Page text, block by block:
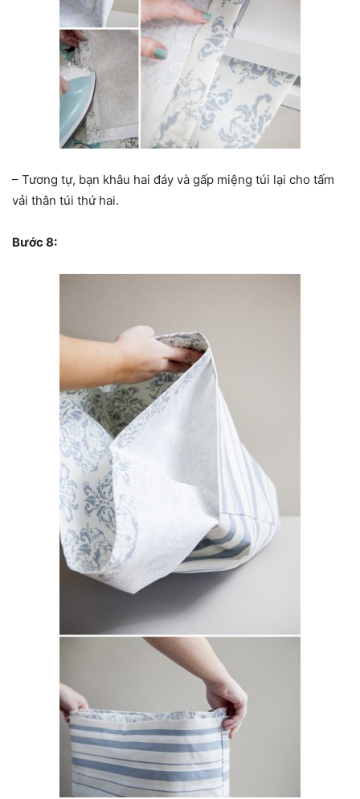
– Tương tự, bạn khâu hai đáy và gấp miệng túi lại cho tấm
vải thân túi thứ hai.
Bước 8: